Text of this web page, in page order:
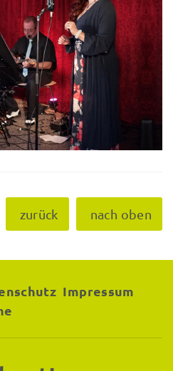
zurück nach oben
Impressum